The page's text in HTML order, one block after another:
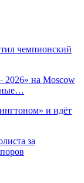
чемпионский
на Moscow
и идёт
за